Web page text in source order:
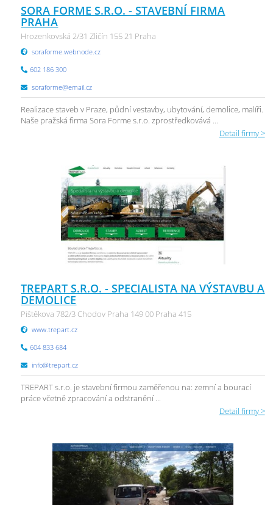
SORA FORME S.R.O. - STAVEBNÍ FIRMA
PRAHA
Hrozenkovská 2/31 Zličín 155 21 Praha
soraforme.webnode.cz
602 186 300
soraforme@email.cz
Realizace staveb v Praze, půdní vestavby, ubytování, demolice, malíři.
Naše pražská firma Sora Forme s.r.o. zprostředkovává ...
Detail firmy >
TREPART S.R.O. - SPECIALISTA NA VÝSTAVBU A
DEMOLICE
Pištěkova 782/3 Chodov Praha 149 00 Praha 415
www.trepart.cz
604 833 684
info@trepart.cz
TREPART s.r.o. je stavební firmou zaměřenou na: zemní a bourací
práce včetně zpracování a odstranění ...
Detail firmy >